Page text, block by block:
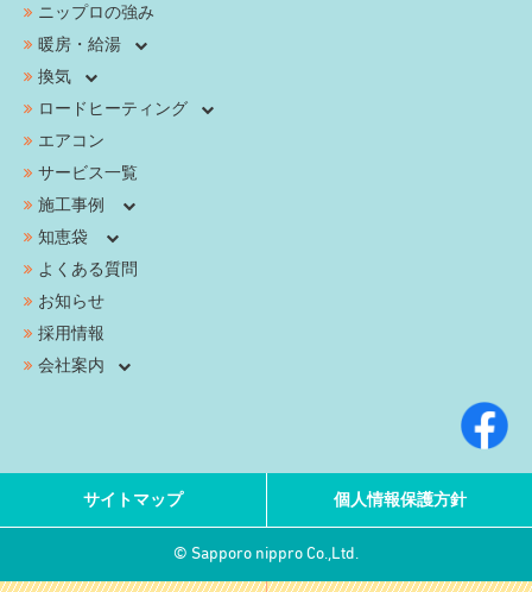
ニップロの強み
暖房・給湯
換気
ロードヒーティング
エアコン
サービス一覧
施工事例
知恵袋
よくある質問
お知らせ
採用情報
会社案内
サイトマップ 個人情報保護方針
© Sapporo nippro Co.,Ltd.